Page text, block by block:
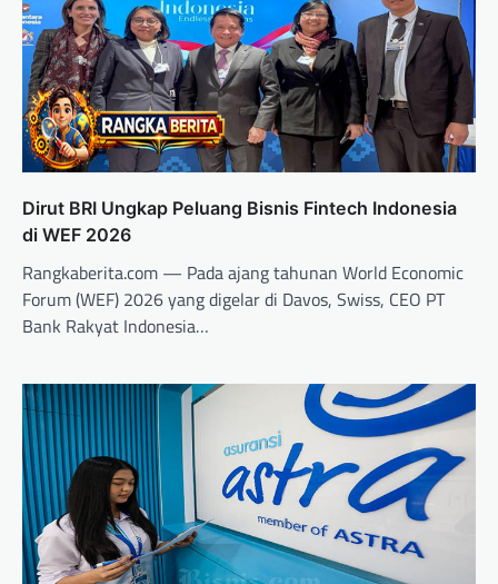
Dirut BRI Ungkap Peluang Bisnis Fintech Indonesia
di WEF 2026
Rangkaberita.com — Pada ajang tahunan World Economic
Forum (WEF) 2026 yang digelar di Davos, Swiss, CEO PT
Bank Rakyat Indonesia…